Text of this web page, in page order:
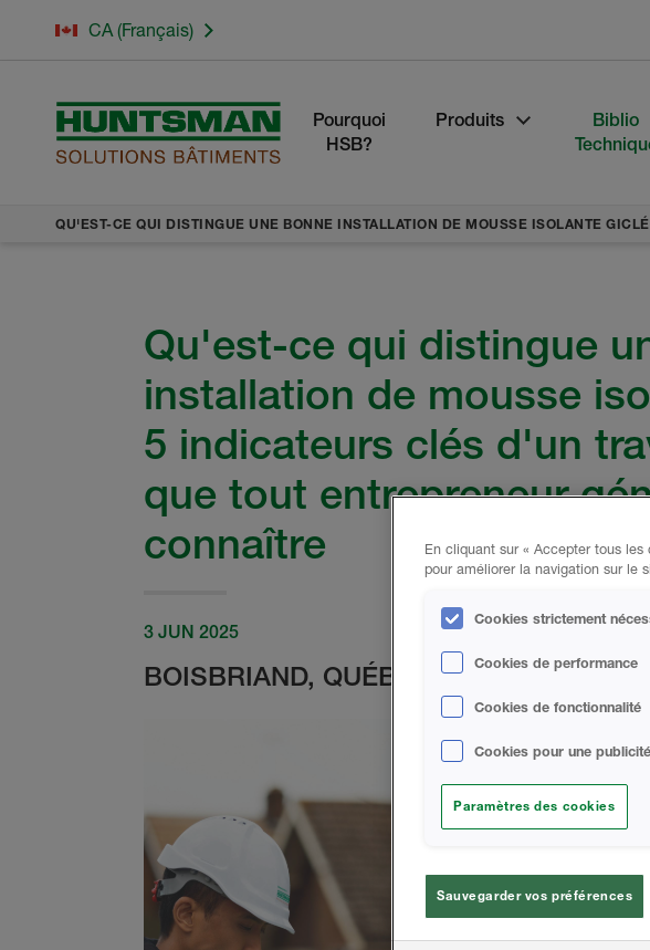
Pourquoi
HSB?
Produits
Biblio
QU'EST-CE QUI DISTINGUE UNE BONNE INSTALLATION DE MOUSSE ISOLANTE
Qu'est-ce qui distingue
installation de mousse
5 indicateurs clés d'un
que tout entrepreneur
connaître
3 JUN 2025
BOISBRIAND, QUÉBEC
CA (Français)
En cliquant sur « Accepter tous
pour améliorer la navigation sur le
Cookies strictement
Cookies de performance
Cookies de fonctionnalité
Cookies pour une
Paramètres des cookies
Sauvegarder vos préférences